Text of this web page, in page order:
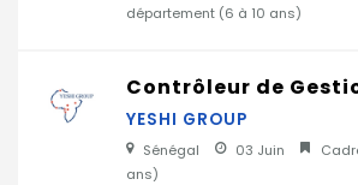
département (6 à 10 ans)
Contrôleur de
YESHI GROUP
Sénégal 03 Juin
ans)